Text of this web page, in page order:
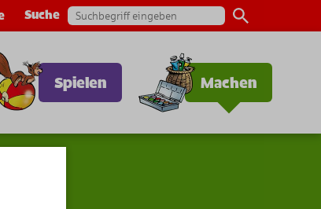
Suche
Spielen Machen